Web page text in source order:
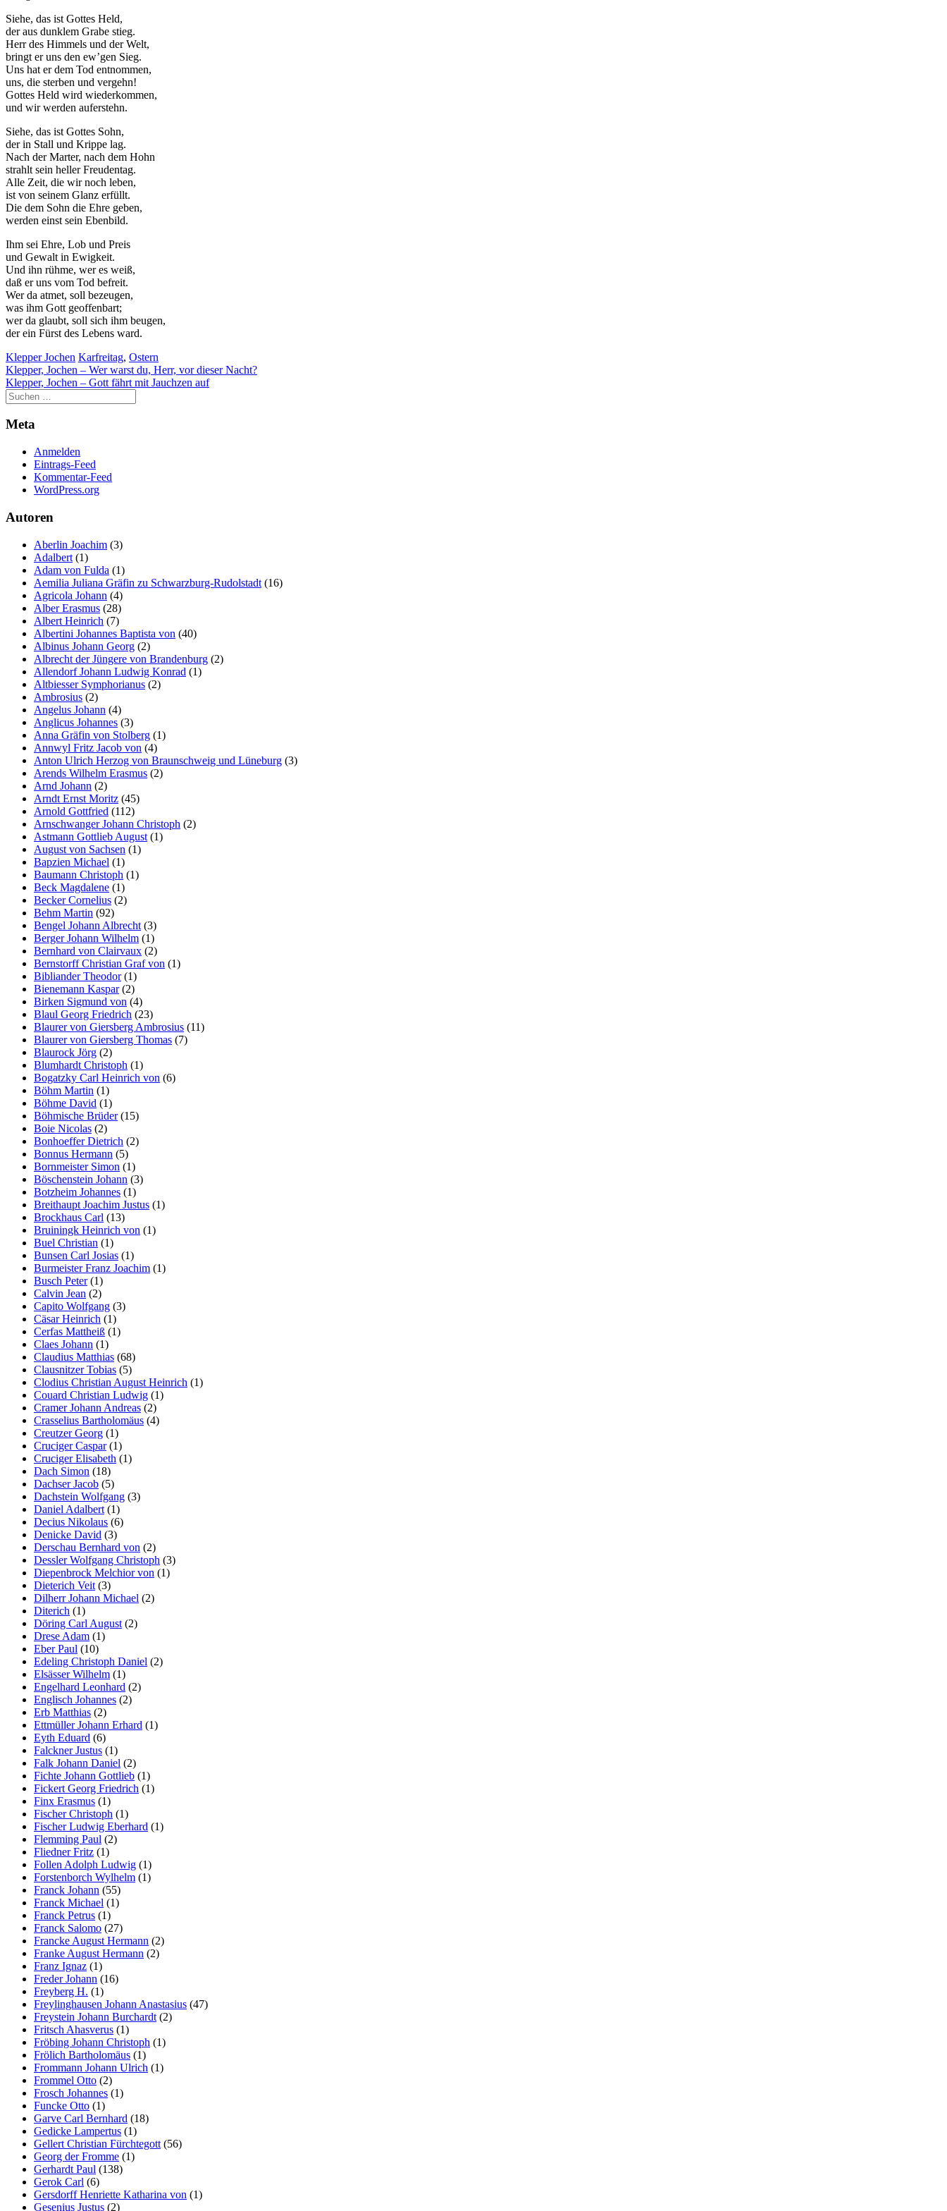
Siehe, das ist Gottes Held,
der aus dunklem Grabe stieg.
Herr des Himmels und der Welt,
bringt er uns den ew’gen Sieg.
Uns hat er dem Tod entnommen,
uns, die sterben und vergehn!
Gottes Held wird wiederkommen,
und wir werden auferstehn.
Siehe, das ist Gottes Sohn,
der in Stall und Krippe lag.
Nach der Marter, nach dem Hohn
strahlt sein heller Freudentag.
Alle Zeit, die wir noch leben,
ist von seinem Glanz erfüllt.
Die dem Sohn die Ehre geben,
werden einst sein Ebenbild.
Ihm sei Ehre, Lob und Preis
und Gewalt in Ewigkeit.
Und ihn rühme, wer es weiß,
daß er uns vom Tod befreit.
Wer da atmet, soll bezeugen,
was ihm Gott geoffenbart;
wer da glaubt, soll sich ihm beugen,
der ein Fürst des Lebens ward.
Klepper Jochen Karfreitag, Ostern
Beitragsnavigation
Klepper, Jochen – Wer warst du, Herr, vor dieser Nacht?
Klepper, Jochen – Gott fährt mit Jauchzen auf
Meta
Anmelden
Eintrags-Feed
Kommentar-Feed
WordPress.org
Autoren
Aberlin Joachim (3)
Adalbert (1)
Adam von Fulda (1)
Aemilia Juliana Gräfin zu Schwarzburg-Rudolstadt (16)
Agricola Johann (4)
Alber Erasmus (28)
Albert Heinrich (7)
Albertini Johannes Baptista von (40)
Albinus Johann Georg (2)
Albrecht der Jüngere von Brandenburg (2)
Allendorf Johann Ludwig Konrad (1)
Altbiesser Symphorianus (2)
Ambrosius (2)
Angelus Johann (4)
Anglicus Johannes (3)
Anna Gräfin von Stolberg (1)
Annwyl Fritz Jacob von (4)
Anton Ulrich Herzog von Braunschweig und Lüneburg (3)
Arends Wilhelm Erasmus (2)
Arnd Johann (2)
Arndt Ernst Moritz (45)
Arnold Gottfried (112)
Arnschwanger Johann Christoph (2)
Astmann Gottlieb August (1)
August von Sachsen (1)
Bapzien Michael (1)
Baumann Christoph (1)
Beck Magdalene (1)
Becker Cornelius (2)
Behm Martin (92)
Bengel Johann Albrecht (3)
Berger Johann Wilhelm (1)
Bernhard von Clairvaux (2)
Bernstorff Christian Graf von (1)
Bibliander Theodor(1)
Bienemann Kaspar(2)
Birken Sigmund von (4)
Blaul Georg Friedrich (23)
Blaurer von Giersberg Ambrosius (11)
Blaurer von Giersberg Thomas (7)
Blaurock Jörg (2)
Blumhardt Christoph (1)
Bogatzky Carl Heinrich von (6)
Böhm Martin (1)
Böhme David (1)
Böhmische Brüder(15)
Boie Nicolas (2)
Bonhoeffer Dietrich (2)
Bonnus Hermann (5)
Bornmeister Simon (1)
Böschenstein Johann (3)
Botzheim Johannes (1)
Breithaupt Joachim Justus (1)
Brockhaus Carl (13)
Bruiningk Heinrich von (1)
Buel Christian (1)
Bunsen Carl Josias (1)
Burmeister Franz Joachim (1)
Busch Peter(1)
Calvin Jean (2)
Capito Wolfgang (3)
Cäsar Heinrich (1)
Cerfas Mattheiß (1)
Claes Johann (1)
Claudius Matthias (68)
Clausnitzer Tobias (5)
Clodius Christian August Heinrich (1)
Couard Christian Ludwig (1)
Cramer Johann Andreas (2)
Crasselius Bartholomäus (4)
Creutzer Georg (1)
Cruciger Caspar(1)
Cruciger Elisabeth (1)
Dach Simon (18)
Dachser Jacob (5)
Dachstein Wolfgang (3)
Daniel Adalbert (1)
Decius Nikolaus (6)
Denicke David (3)
Derschau Bernhard von (2)
Dessler Wolfgang Christoph (3)
Diepenbrock Melchior von (1)
Dieterich Veit (3)
Dilherr Johann Michael (2)
Diterich (1)
Döring Carl August (2)
Drese Adam (1)
Eber Paul (10)
Edeling Christoph Daniel (2)
Elsässer Wilhelm (1)
Engelhard Leonhard (2)
Englisch Johannes (2)
Erb Matthias (2)
Ettmüller Johann Erhard (1)
Eyth Eduard (6)
Falckner Justus (1)
Falk Johann Daniel (2)
Fichte Johann Gottlieb (1)
Fickert Georg Friedrich (1)
Finx Erasmus (1)
Fischer Christoph (1)
Fischer Ludwig Eberhard (1)
Flemming Paul (2)
Fliedner Fritz (1)
Follen Adolph Ludwig (1)
Forstenborch Wylhelm (1)
Franck Johann (55)
Franck Michael (1)
Franck Petrus (1)
Franck Salomo (27)
Francke August Hermann (2)
Franke August Hermann (2)
Franz Ignaz (1)
Freder Johann (16)
Freyberg H. (1)
Freylinghausen Johann Anastasius (47)
Freystein Johann Burchardt (2)
Fritsch Ahasverus (1)
Fröbing Johann Christoph (1)
Frölich Bartholomäus (1)
Frommann Johann Ulrich (1)
Frommel Otto (2)
Frosch Johannes (1)
Funcke Otto (1)
Garve Carl Bernhard (18)
Gedicke Lampertus (1)
Gellert Christian Fürchtegott (56)
Georg der Fromme (1)
Gerhardt Paul (138)
Gerok Carl (6)
Gersdorff Henriette Katharina von (1)
Gesenius Justus (2)
Notwendig
Diese
Cookies
sind nicht
optional.
Sie werden
benötigt,
damit die
Website
funktioniert.
Statistik
Mit diesen
Cookies
können wir die
Funktionsweise
und Struktur
der Website
auf Basis der
Nutzung
verbessern.
Damit unsere
während
Ihres Besuchs
so gut wie
möglich
Wenn Sie
diese Cookies
verschwinden
einige
Funktionen
von der
Website.
Marketing
Indem Sie uns Ihre
Interessen und Ihr
Verhalten beim
Besuch unserer
Website mitteilen,
erhöhen Sie die
Wahrscheinlichkeit,
personalisierte
Inhalte und
Angebote zu sehen.